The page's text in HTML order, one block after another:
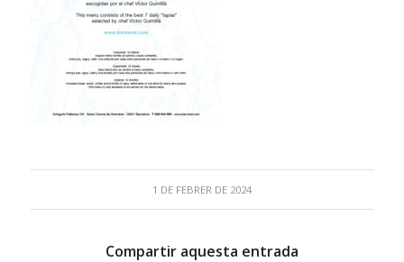
1 DE FEBRER DE 2024
Compartir aquesta entrada